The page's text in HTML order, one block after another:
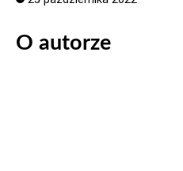
O autorze